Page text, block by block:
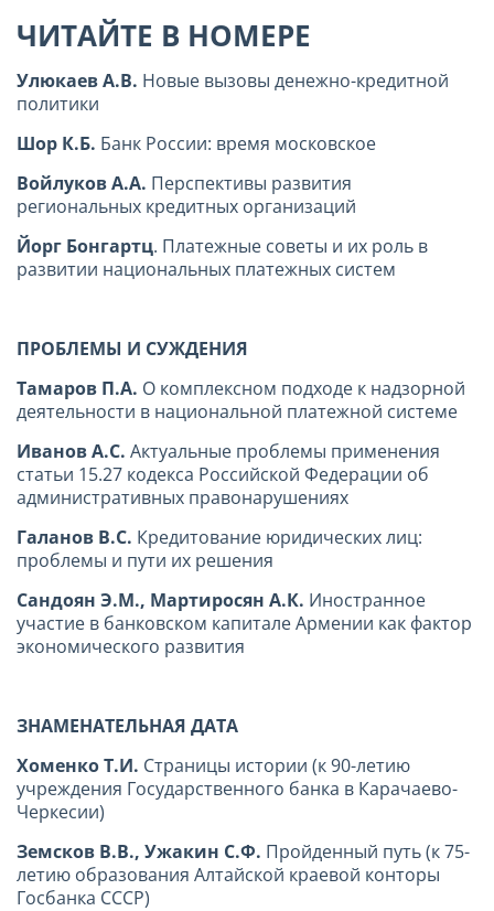
ЧИТАЙТЕ В НОМЕРЕ
Улюкаев А.В. Новые вызовы денежно-кредитной
политики
Шор К.Б. Банк России: время московское
Войлуков А.А. Перспективы развития
региональных кредитных организаций
Йорг Бонгартц. Платежные советы и их роль в
развитии национальных платежных систем
ПРОБЛЕМЫ И СУЖДЕНИЯ
Тамаров П.А. О комплексном подходе к надзорной
деятельности в национальной платежной системе
Иванов А.С. Актуальные проблемы применения
статьи 15.27 кодекса Российской Федерации об
административных правонарушениях
Галанов В.С. Кредитование юридических лиц:
проблемы и пути их решения
Сандоян Э.М., Мартиросян А.К. Иностранное
участие в банковском капитале Армении как фактор
экономического развития
ЗНАМЕНАТЕЛЬНАЯ ДАТА
Хоменко Т.И. Страницы истории (к 90-летию
учреждения Государственного банка в Карачаево-
Черкесии)
Земсков В.В., Ужакин С.Ф. Пройденный путь (к 75-
летию образования Алтайской краевой конторы
Госбанка СССР)